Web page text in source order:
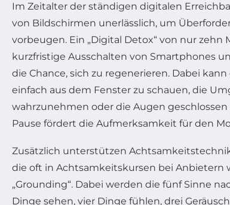
Im Zeitalter der ständigen digitalen
von Bildschirmen unerlässlich, um
vorbeugen. Ein „Digital Detox“ von nur zehn
kurzfristige Ausschalten von Smartphones
die Chance, sich zu regenerieren. Dabei
einfach aus dem Fenster zu schauen, die
wahrzunehmen oder die Augen
Pause fördert die Aufmerksamkeit für den
Zusätzlich unterstützen
die oft in Achtsamkeitskursen bei Anbietern
„Grounding“. Dabei werden die fünf Sinne
Dinge sehen, vier Dinge fühlen, drei